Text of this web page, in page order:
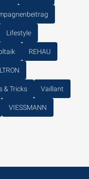
Lifestyle
REHAU
& Tricks Vaillant
VIESSMANN